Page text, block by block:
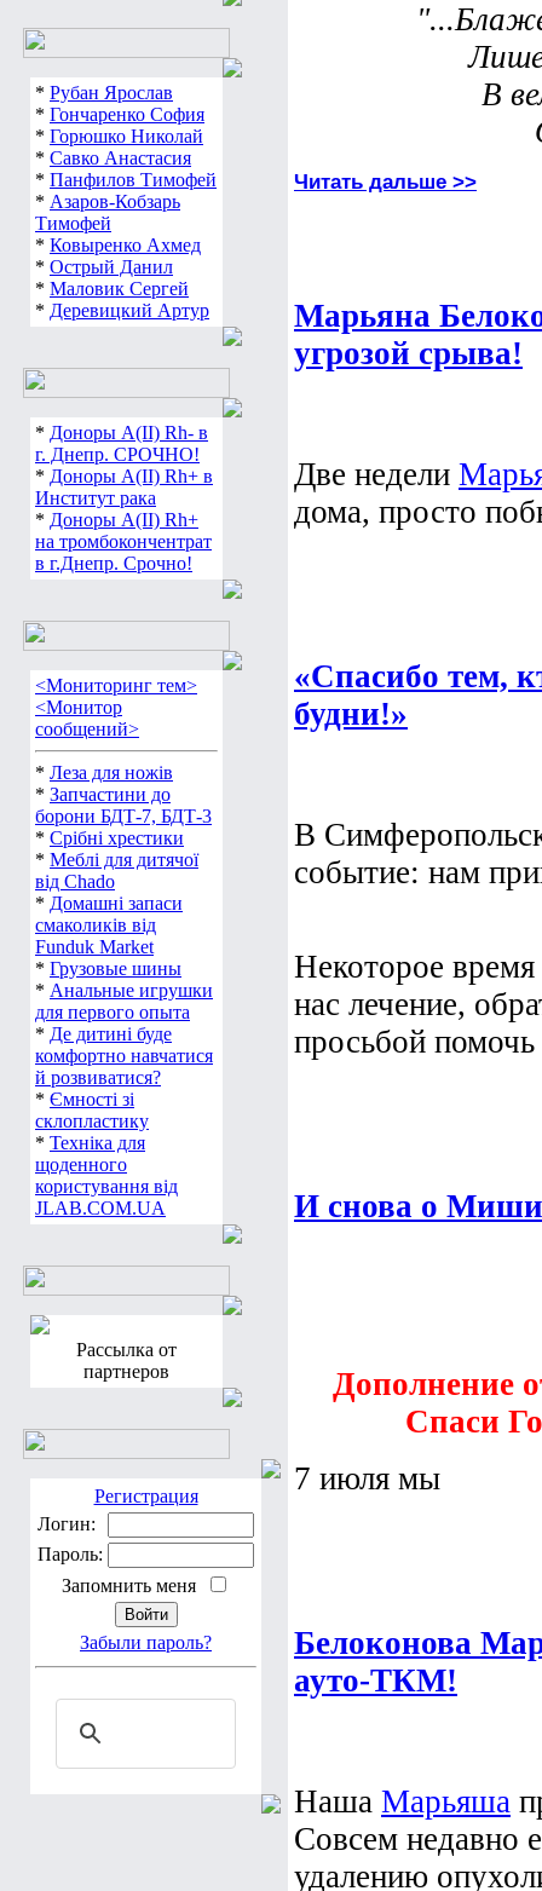
* Рубан Ярослав
* Гончаренко София
* Горюшко Николай
* Савко Анастасия
* Панфилов Тимофей
* Азаров-Кобзарь
Тимофей
* Ковыренко Ахмед
* Острый Данил
* Маловик Сергей
* Деревицкий Артур
* Доноры А(ІІ) Rh- в
г. Днепр. СРОЧНО!
* Доноры А(ІІ) Rh+ в
Институт рака
* Доноры А(ІІ) Rh+
на тромбокончентрат
в г.Днепр. Срочно!
<Мониторинг тем>
<Монитор
сообщений>
* Леза для ножів
* Запчастини до
борони БДТ-7, БДТ-3
* Срібні хрестики
* Меблі для дитячої
від Chado
* Домашні запаси
смаколиків від
Funduk Market
* Грузовые шины
* Анальные игрушки
для первого опыта
* Де дитині буде
комфортно навчатися
й розвиватися?
* Ємності зі
склопластику
* Техніка для
щоденного
користування від
JLAB.COM.UA
Рассылка от
партнеров
Регистрация
Логин:
Пароль:
Запомнить меня
Забыли пароль?
В
Читать дальше >>
Марьяна
угрозой срыва!
Две недели
дома, просто
«Спасибо тем,
будни!»
В
событие: нам
Некоторое
нас лечение,
просьбой
И снова о
Дополнение
Спаси
7 июля мы
Белоконова
ауто-ТКМ!
Наша Марьяша
Совсем недавно
удалению